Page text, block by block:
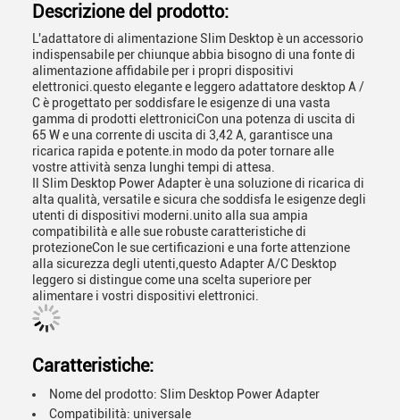
Descrizione del prodotto:
L'adattatore di alimentazione Slim Desktop è un accessorio
indispensabile per chiunque abbia bisogno di una fonte di
alimentazione affidabile per i propri dispositivi
elettronici.questo elegante e leggero adattatore desktop A /
C è progettato per soddisfare le esigenze di una vasta
gamma di prodotti elettroniciCon una potenza di uscita di
65 W e una corrente di uscita di 3,42 A, garantisce una
ricarica rapida e potente.in modo da poter tornare alle
vostre attività senza lunghi tempi di attesa.
Il Slim Desktop Power Adapter è una soluzione di ricarica di
alta qualità, versatile e sicura che soddisfa le esigenze degli
utenti di dispositivi moderni.unito alla sua ampia
compatibilità e alle sue robuste caratteristiche di
protezioneCon le sue certificazioni e una forte attenzione
alla sicurezza degli utenti,questo Adapter A/C Desktop
leggero si distingue come una scelta superiore per
alimentare i vostri dispositivi elettronici.
Caratteristiche:
Nome del prodotto: Slim Desktop Power Adapter
Compatibilità: universale